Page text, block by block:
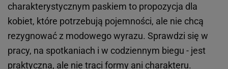
charakterystycznym paskiem to propozycja dla
kobiet, które potrzebują pojemności, ale nie chcą
rezygnować z modowego wyrazu. Sprawdzi się w
pracy, na spotkaniach i w codziennym biegu - jest
praktyczna, ale nie traci formy ani charakteru.